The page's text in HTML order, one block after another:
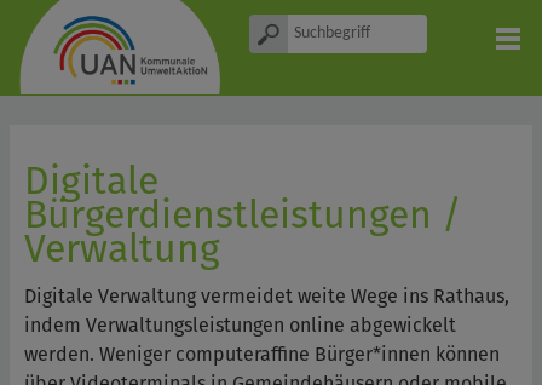
Digitale
Bürgerdienstleistungen /
Verwaltung
Digitale Verwaltung vermeidet weite Wege ins Rathaus,
indem Verwaltungsleistungen online abgewickelt
werden. Weniger computeraffine Bürger*innen können